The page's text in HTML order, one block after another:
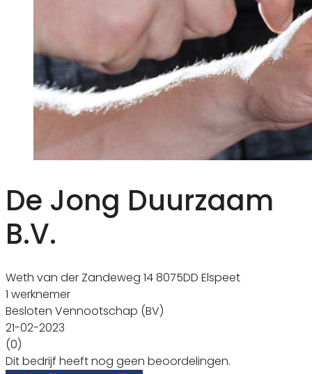
De Jong Duurzaam
B.V.
Weth van der Zandeweg 14 8075DD Elspeet
1 werknemer
Besloten Vennootschap (BV)
21-02-2023
(0)
Dit bedrijf heeft nog geen beoordelingen.